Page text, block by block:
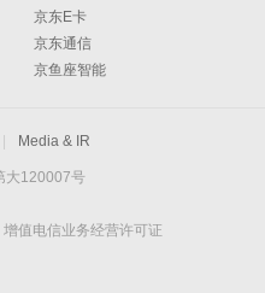
京东E卡
京东通信
京鱼座智能
Media & IR
大120007号
增值电信业务经营许可证